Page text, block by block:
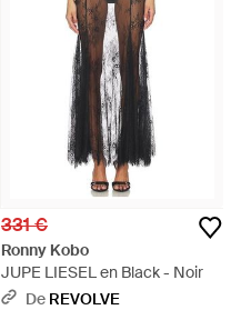
331 €
Ronny Kobo
JUPE LIESEL en Black - Noir
De REVOLVE